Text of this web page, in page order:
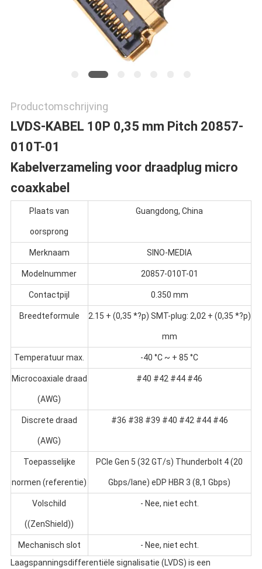
Productomschrijving
LVDS-KABEL 10P 0,35 mm Pitch 20857-
010T-01
Kabelverzameling voor draadplug micro
coaxkabel
Plaats van
oorsprong
Guangdong, China
Merknaam SINO-MEDIA
Modelnummer 20857-010T-01
Contactpijl 0.350 mm
Breedteformule 2.15 + (0,35 *?p) SMT-plug: 2,02 + (0,35 *?p)
mm
Temperatuur max. -40 °C ~ + 85 °C
Microcoaxiale draad
(AWG)
#40 #42 #44 #46
Discrete draad
(AWG)
#36 #38 #39 #40 #42 #44 #46
Toepasselijke
normen (referentie)
PCIe Gen 5 (32 GT/s) Thunderbolt 4 (20
Gbps/lane) eDP HBR 3 (8,1 Gbps)
Volschild
((ZenShield))
- Nee, niet echt.
Mechanisch slot
- Nee, niet echt.
Laagspanningsdifferentiële signalisatie (LVDS) is een